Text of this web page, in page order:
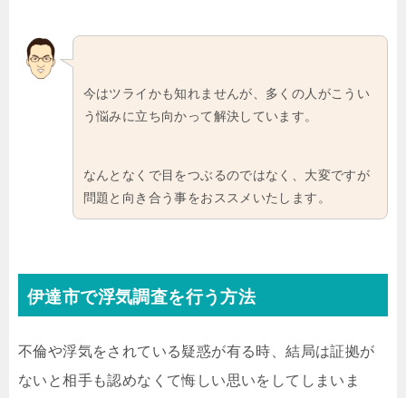
今はツライかも知れませんが、多くの人がこうい
う悩みに立ち向かって解決しています。
なんとなくで目をつぶるのではなく、大変ですが
問題と向き合う事をおススメいたします。
伊達市で浮気調査を行う方法
不倫や浮気をされている疑惑が有る時、結局は証拠が
ないと相手も認めなくて悔しい思いをしてしまいま